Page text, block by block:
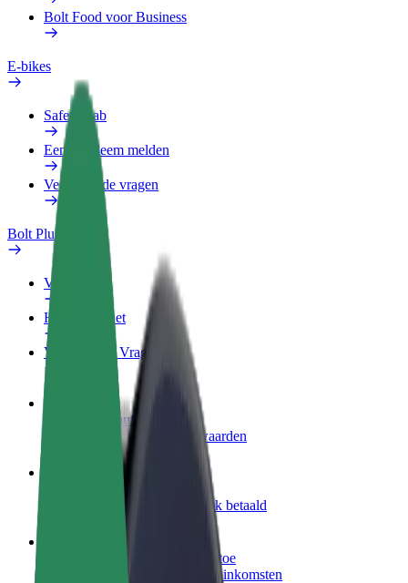
Bolt Food voor Business
E-bikes
Safety Lab
Een probleem melden
Veelgestelde vragen
Bolt Plus
Voordelen
Hoe werkt het
Veelgestelde Vragen
Word een chauffeur
Verdien geld op jouw voorwaarden
Wordt bezorger
Bezorg eten en krijg elke week betaald
Voeg een restaurant of winkel toe
Krijg meer klanten en verhoog inkomsten